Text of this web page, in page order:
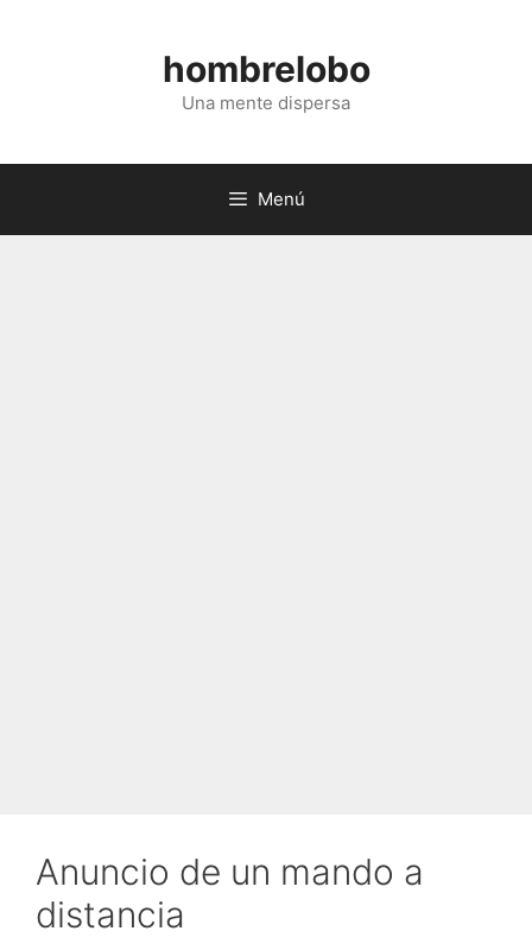
hombrelobo
Una mente dispersa
Menú
Anuncio de un mando a
distancia